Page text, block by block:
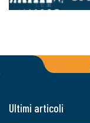
Ultimi articoli